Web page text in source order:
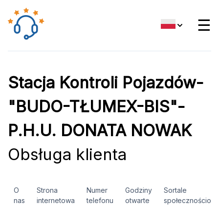
☰
Stacja Kontroli Pojazdów-
"BUDO-TŁUMEX-BIS"-
P.H.U. DONATA NOWAK
Obsługa klienta
O
nas
Strona
internetowa
Numer
telefonu
Godziny
otwarte
Sortale